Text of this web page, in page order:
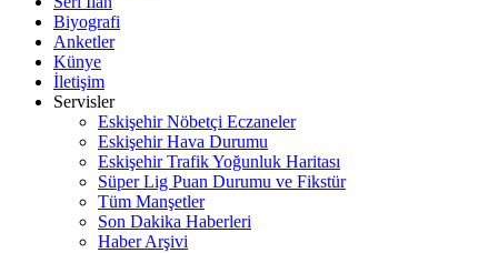
Biyografi
Anketler
Künye
İletişim
Servisler
Eskişehir Nöbetçi Eczaneler
Eskişehir Hava Durumu
Eskişehir Trafik Yoğunluk Haritası
Süper Lig Puan Durumu ve Fikstür
Tüm Manşetler
Son Dakika Haberleri
Haber Arşivi